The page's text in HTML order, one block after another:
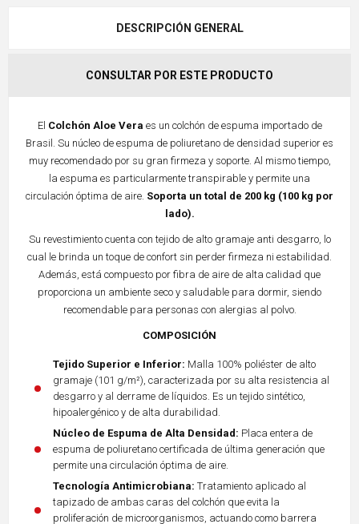
DESCRIPCIÓN GENERAL
CONSULTAR POR ESTE PRODUCTO
El Colchón Aloe Vera es un colchón de espuma importado de
Brasil. Su núcleo de espuma de poliuretano de densidad superior es
muy recomendado por su gran firmeza y soporte. Al mismo tiempo,
la espuma es particularmente transpirable y permite una
circulación óptima de aire. Soporta un total de 200 kg (100 kg por
lado).
Su revestimiento cuenta con tejido de alto gramaje anti desgarro, lo
cual le brinda un toque de confort sin perder firmeza ni estabilidad.
Además, está compuesto por fibra de aire de alta calidad que
proporciona un ambiente seco y saludable para dormir, siendo
recomendable para personas con alergias al polvo.
COMPOSICIÓN
Tejido Superior e Inferior: Malla 100% poliéster de alto
gramaje (101 g/m²), caracterizada por su alta resistencia al
desgarro y al derrame de líquidos. Es un tejido sintético,
hipoalergénico y de alta durabilidad.
Núcleo de Espuma de Alta Densidad: Placa entera de
espuma de poliuretano certificada de última generación que
permite una circulación óptima de aire.
Tecnología Antimicrobiana: Tratamiento aplicado al
tapizado de ambas caras del colchón que evita la
proliferación de microorganismos, actuando como barrera